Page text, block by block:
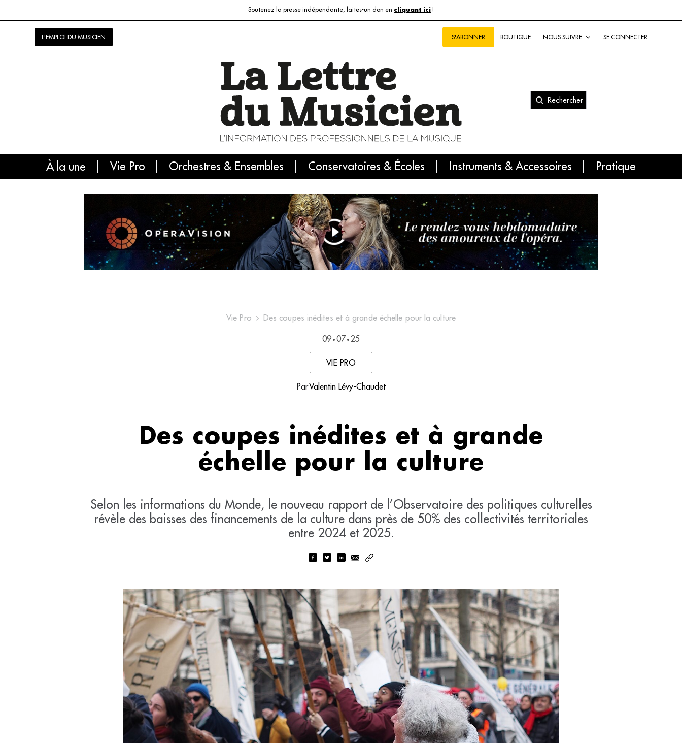
Soutenez la presse indépendante, faites-un don en cliquant ici !
L'EMPLOI DU MUSICIEN S'ABONNER BOUTIQUE NOUS SUIVRE SE CONNECTER
Rechercher
À la une Vie Pro Orchestres & Ensembles Conservatoires & Écoles Instruments & Accessoires Pratique
L'info du jour Le numéro du mois International
Vie Pro Des coupes inédites et à grande échelle pour la culture
09 • 07 • 25
VIE PRO
ParValentin Lévy-Chaudet
Des coupes inédites et à grande
échelle pour la culture
Selon les informations du Monde, le nouveau rapport de l’Observatoire des politiques culturelles
révèle des baisses des financements de la culture dans près de 50% des collectivités territoriales
entre 2024 et 2025.